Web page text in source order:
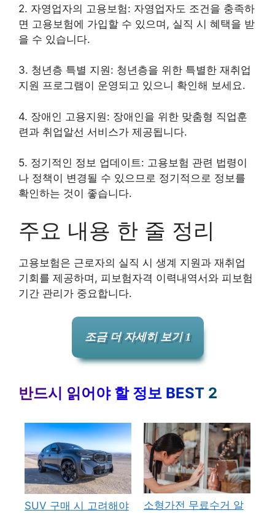
2. 자영업자의 고용보험: 자영업자도 조건을 충족하
면 고용보험에 가입할 수 있으며, 실직 시 혜택을 받
을 수 있습니다.
3. 청년층 특별 지원: 청년층을 위한 특별한 재취업
지원 프로그램이 운영되고 있으니 확인해 보세요.
4. 장애인 고용지원: 장애인을 위한 맞춤형 직업훈
련과 취업알선 서비스가 제공됩니다.
5. 정기적인 정보 업데이트: 고용보험 관련 법령이
나 정책이 변경될 수 있으므로 정기적으로 정보를
확인하는 것이 좋습니다.
주요 내용 한 줄 정리
고용보험은 근로자의 실직 시 생계 지원과 재취업
기회를 제공하며, 피보험자격 이력내역서와 피보험
기간 관리가 중요합니다.
조금 더 자세히 보기 1
반드시 읽어야 할 정보 BEST 2
SUV 구매 시 고려해야
소형가전 무료수거 알